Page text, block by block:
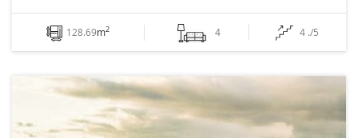
128.69m2 4 4 ./5